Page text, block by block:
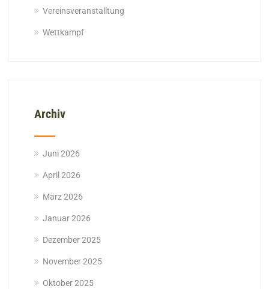
Vereinsveranstalltung
Wettkampf
Archiv
Juni 2026
April 2026
März 2026
Januar 2026
Dezember 2025
November 2025
Oktober 2025